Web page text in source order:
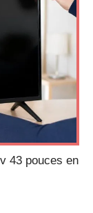
43 pouces en